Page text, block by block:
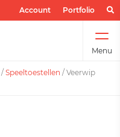
Account Portfolio
Menu
/ Speeltoestellen / Veerwip